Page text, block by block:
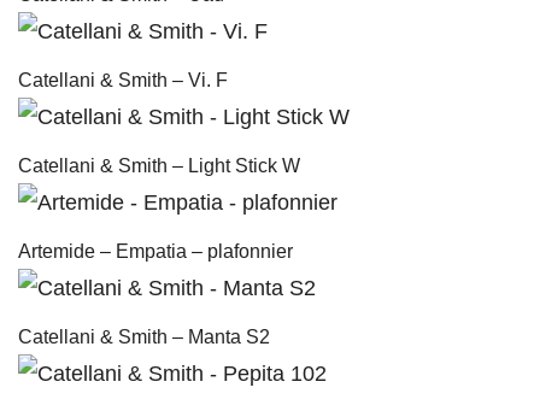
Catellani & Smith – Vi. F
Catellani & Smith – Light Stick W
Artemide – Empatia – plafonnier
Catellani & Smith – Manta S2